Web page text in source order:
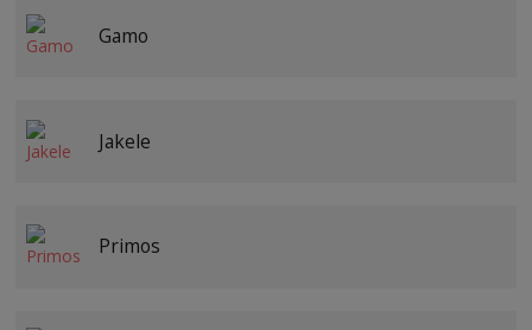
Gamo
Jakele
Primos